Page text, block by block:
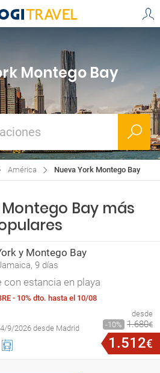
Montego Bay
América Nueva York Montego Bay
Bay más
y Montego Bay
9 días
con estancia en playa
- 10% dto. hasta el 10/08
9/2026 desde Madrid
desde
10
1.680€
1 .512€